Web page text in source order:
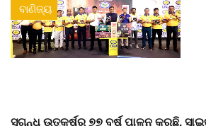
ବାଣିଜ୍ୟ
ସୁଗନ୍ଧ ଉତ୍କର୍ଷର ୭୭ ବର୍ଷ ପାଳନ କରୁଛି,